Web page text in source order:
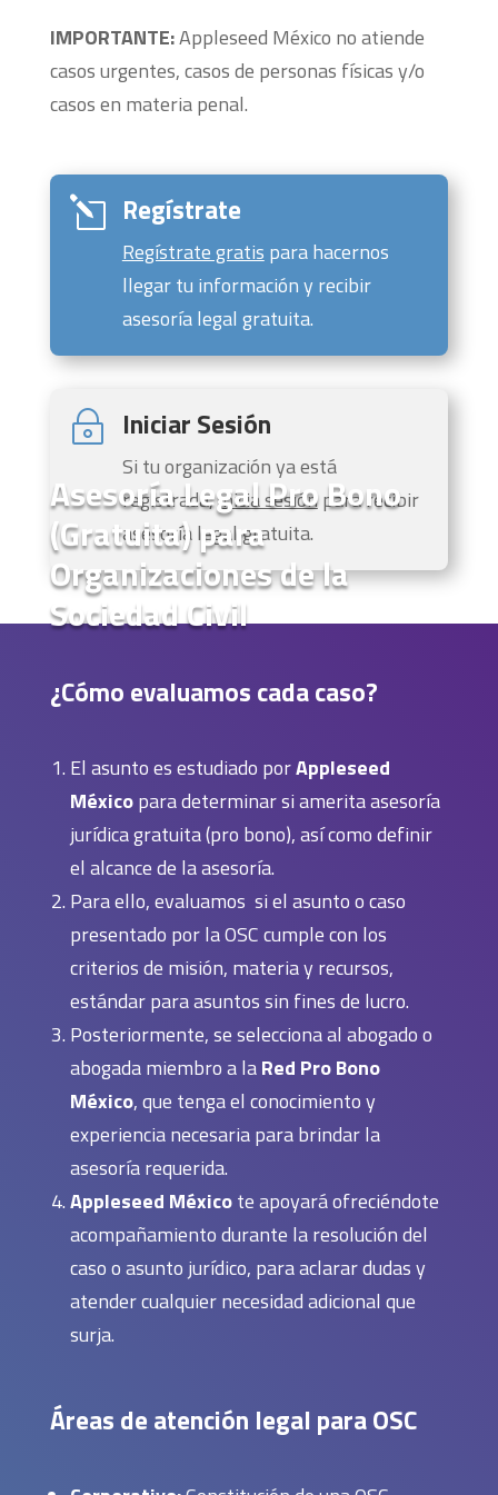
Asesoría Legal Pro Bono
(Gratuita) para
Organizaciones de la
Sociedad Civil
IMPORTANTE:Appleseed México no atiende
casos urgentes, casos de personas físicas y/o
casos en materia penal.
l Regístrate
Regístrate gratis para hacernos
llegar tu información y recibir
asesoría legal gratuita.
~ Iniciar Sesión
Si tu organización ya está
registrada,inicia sesiónpara recibir
asesoría legal gratuita.
¿Cómo evaluamos cada caso?
El asunto es estudiado porAppleseed
Méxicopara determinar si amerita asesoría
jurídica gratuita (pro bono), así como definir
el alcance de la asesoría.
Para ello, evaluamos si el asunto o caso
presentado por la OSC cumple con los
criterios de misión, materia y recursos,
estándar para asuntos sin fines de lucro.
Posteriormente, se selecciona al abogado o
abogada miembro a laRed Pro Bono
México, que tenga el conocimiento y
experiencia necesaria para brindar la
asesoría requerida.
Appleseed Méxicote apoyará ofreciéndote
acompañamiento durante la resolución del
caso o asunto jurídico, para aclarar dudas y
atender cualquier necesidad adicional que
surja.
Áreas de atención legal para OSC